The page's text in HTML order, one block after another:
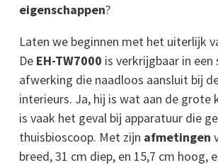
eigenschappen?
Laten we beginnen met het uiterlijk
De EH-TW7000 is verkrijgbaar in
afwerking die naadloos aansluit bij
interieurs. Ja, hij is wat aan de grote
is vaak het geval bij apparatuur die
thuisbioscoop. Met zijn afmetingen
breed, 31 cm diep, en 15,7 cm hoog,